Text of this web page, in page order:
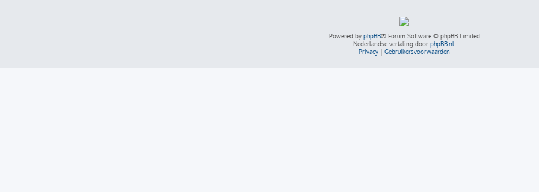
Powered by phpBB® Forum Software © phpBB Limited
Nederlandse vertaling door phpBB.nl.
Privacy
Gebruikersvoorwaarden